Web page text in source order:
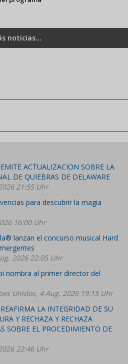
noticias...
ACTUALIZACION SOBRE LA
DE QUIEBRAS DE DELAWARE
21:55 Uhr
para descubrir la magia
16:00 Uhr
lanzan el concurso musical Hard
2026 22:05 Uhr
nombra al primer director del
Unidos, 4 Aug. 2026 19:15 Uhr
LA INTEGRIDAD DE SU
Y RECHAZA Y RECHAZA
SOBRE EL PROCEDIMIENTO DE
22:46 Uhr